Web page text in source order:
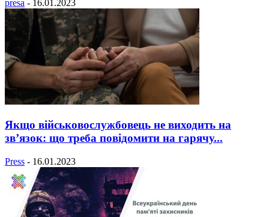
presa - 16.01.2023
Якщо військовослужбовець не виходить на
зв’язок: що треба повідомити на гарячу...
Press - 16.01.2023